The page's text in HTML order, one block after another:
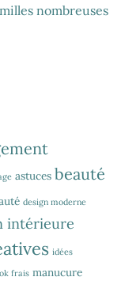
nombreuses
astuces beauté
design moderne
intérieure
idées
frais manucure